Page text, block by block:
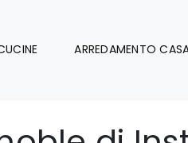
ARREDAMENTO